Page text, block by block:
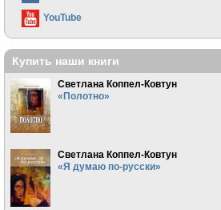
YouTube
Купить наши книги
Светлана Коппел-Ковтун
«Полотно»
Светлана Коппел-Ковтун
«Я думаю по-русски»